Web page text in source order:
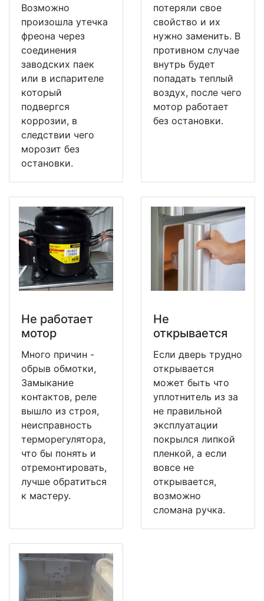
Возможно
произошла утечка
фреона через
соединения
заводских паек
или в испарителе
который
подвергся
коррозии, в
следствии чего
морозит без
остановки.
потеряли свое
свойство и их
нужно заменить. В
противном случае
внутрь будет
попадать теплый
воздух, после чего
мотор работает
без остановки.
Не работает
мотор
Много причин -
обрыв обмотки,
Замыкание
контактов, реле
вышло из строя,
неисправность
терморегулятора,
что бы понять и
отремонтировать,
лучше обратиться
к мастеру.
Не
открывается
Если дверь трудно
открывается
может быть что
уплотнитель из за
не правильной
эксплуатации
покрылся липкой
пленкой, а если
вовсе не
открывается,
возможно
сломана ручка.